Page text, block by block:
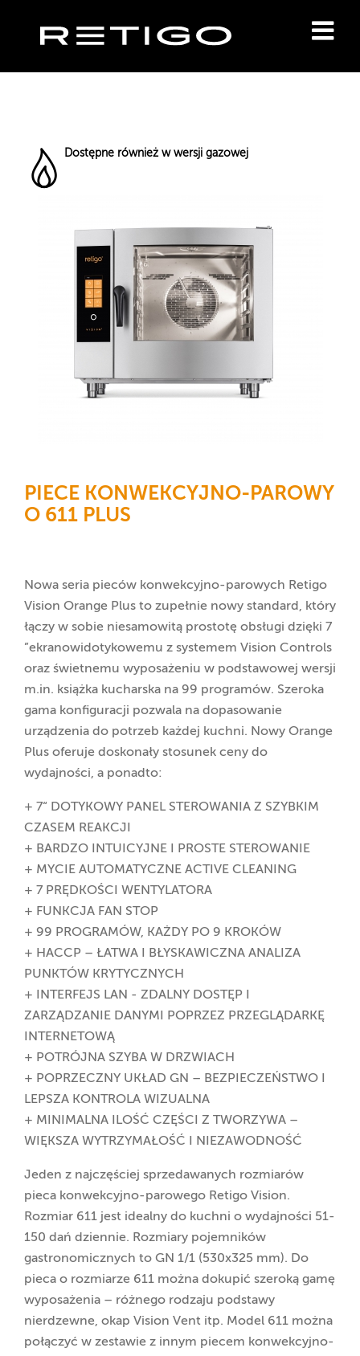
Dostępne również w wersji gazowej
PIECE KONWEKCYJNO-PAROWY
O 611 PLUS
Nowa seria pieców konwekcyjno-parowych Retigo
Vision Orange Plus to zupełnie nowy standard, który
łączy w sobie niesamowitą prostotę obsługi dzięki 7
”ekranowidotykowemu z systemem Vision Controls
oraz świetnemu wyposażeniu w podstawowej wersji
m.in. książka kucharska na 99 programów. Szeroka
gama konfiguracji pozwala na dopasowanie
urządzenia do potrzeb każdej kuchni. Nowy Orange
Plus oferuje doskonały stosunek ceny do
wydajności, a ponadto:
+ 7“ DOTYKOWY PANEL STEROWANIA Z SZYBKIM
CZASEM REAKCJI
+ BARDZO INTUICYJNE I PROSTE STEROWANIE
+ MYCIE AUTOMATYCZNE ACTIVE CLEANING
+ 7 PRĘDKOŚCI WENTYLATORA
+ FUNKCJA FAN STOP
+ 99 PROGRAMÓW, KAŻDY PO 9 KROKÓW
+ HACCP – ŁATWA I BŁYSKAWICZNA ANALIZA
PUNKTÓW KRYTYCZNYCH
+ INTERFEJS LAN - ZDALNY DOSTĘP I
ZARZĄDZANIE DANYMI POPRZEZ PRZEGLĄDARKĘ
INTERNETOWĄ
+ POTRÓJNA SZYBA W DRZWIACH
+ POPRZECZNY UKŁAD GN – BEZPIECZEŃSTWO I
LEPSZA KONTROLA WIZUALNA
+ MINIMALNA ILOŚĆ CZĘŚCI Z TWORZYWA –
WIĘKSZA WYTRZYMAŁOŚĆ I NIEZAWODNOŚĆ
Jeden z najczęściej sprzedawanych rozmiarów
pieca konwekcyjno-parowego Retigo Vision.
Rozmiar 611 jest idealny do kuchni o wydajności 51-
150 dań dziennie. Rozmiary pojemników
gastronomicznych to GN 1/1 (530x325 mm). Do
pieca o rozmiarze 611 można dokupić szeroką gamę
wyposażenia – różnego rodzaju podstawy
nierdzewne, okap Vision Vent itp. Model 611 można
połączyć w zestawie z innym piecem konwekcyjno-